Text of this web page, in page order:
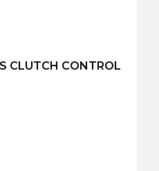
CLUTCH CONTROL